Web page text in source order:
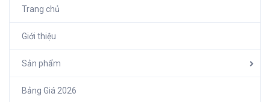
Trang chủ
Giới thiệu
Sản phẩm
Bảng Giá 2026